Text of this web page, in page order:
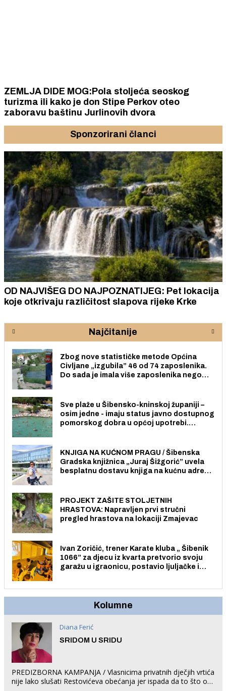
ZEMLJA DIDE MOG:Pola stoljeća seoskog
turizma ili kako je don Stipe Perkov oteo
zaboravu baštinu Jurlinovih dvora
Sponzorirani članci
OD NAJVIŠEG DO NAJPOZNATIJEG: Pet lokacija
koje otkrivaju različitost slapova rijeke Krke
Najčitanije
Zbog nove statističke metode Općina
Civljane „izgubila” 46 od 74 zaposlenika.
Do sada je imala više zaposlenika nego
Sve plaže u Šibensko-kninskoj županiji –
osim jedne - imaju status javno dostupnog
pomorskog dobra u općoj upotrebi.
KNJIGA NA KUĆNOM PRAGU / Šibenska
Gradska knjižnica „Juraj Šižgorić” uvela
besplatnu dostavu knjiga na kućnu adresu
PROJEKT ZAŠITE STOLJETNIH
HRASTOVA: Napravljen prvi stručni
pregled hrastova na lokaciji Zmajevac
Ivan Zoričić, trener Karate kluba „ Šibenik
1066” za djecu iz kvarta pretvorio svoju
garažu u igraonicu, postavio ljuljačke i
Kolumne
Diana Ferić
SRIDOM U SRIDU
PREDIZBORNA KAMPANJA / Vlasnicima privatnih dječjih vrtića
nije lako slušati Restovićeva obećanja jer ispada da to što oni